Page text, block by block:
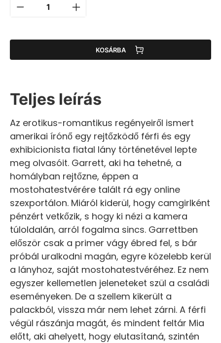
KOSÁRBA
Teljes leírás
Az erotikus-romantikus regényeiről ismert
amerikai írónő egy rejtőzködő férfi és egy
exhibicionista fiatal lány történetével lepte
meg olvasóit. Garrett, aki ha tehetné, a
homályban rejtőzne, éppen a
mostohatestvérére talált rá egy online
szexportálon. Miáról kiderül, hogy camgirlként
pénzért vetkőzik, s hogy ki nézi a kamera
túloldalán, arról fogalma sincs. Garrettben
először csak a primer vágy ébred fel, s bár
próbál uralkodni magán, egyre közelebb kerül
a lányhoz, saját mostohatestvéréhez. Ez nem
egyszer kellemetlen jeleneteket szül a családi
eseményeken. De a szellem kikerült a
palackból, vissza már nem lehet zárni. A férfi
végül rászánja magát, és mindent feltár Mia
előtt, aki ahelyett, hogy elutasítaná, szintén